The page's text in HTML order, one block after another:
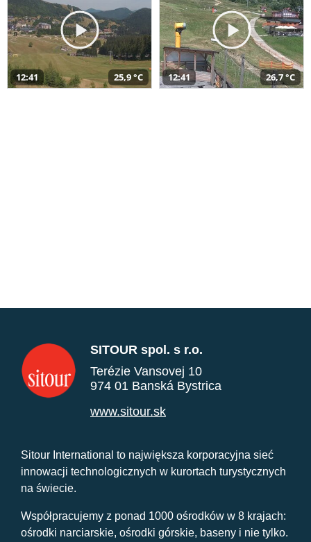
12:41 25,9 °C 12:41 26,7 °C
SITOUR spol. s r.o.
Terézie Vansovej 10
974 01 Banská Bystrica
www.sitour.sk
Sitour International to największa korporacyjna sieć
innowacji technologicznych w kurortach turystycznych
na świecie.
Współpracujemy z ponad 1000 ośrodków w 8 krajach:
ośrodki narciarskie, ośrodki górskie, baseny i nie tylko.